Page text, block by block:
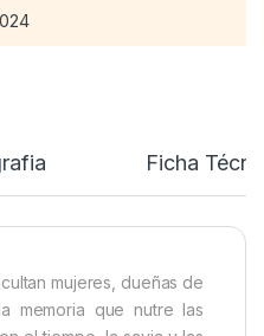
Ficha
mujeres, dueñas de
memoria que nutre las